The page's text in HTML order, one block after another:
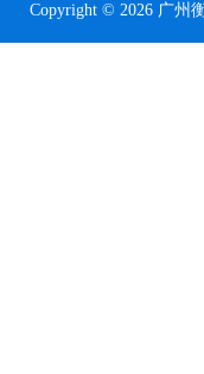
Copyright © 2026 广州